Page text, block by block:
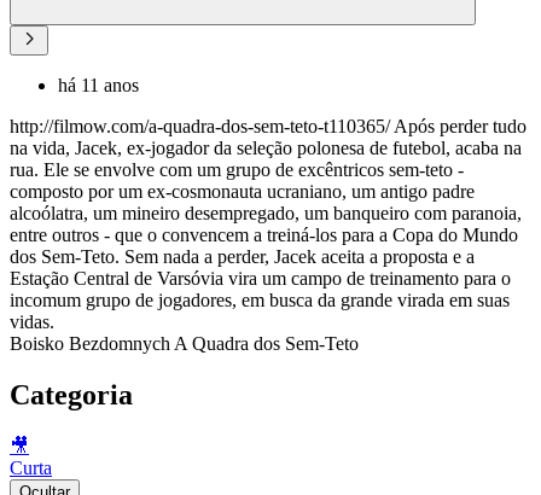
há 11 anos
http://filmow.com/a-quadra-dos-sem-teto-t110365/ Após perder tudo
na vida, Jacek, ex-jogador da seleção polonesa de futebol, acaba na
rua. Ele se envolve com um grupo de excêntricos sem-teto -
composto por um ex-cosmonauta ucraniano, um antigo padre
alcoólatra, um mineiro desempregado, um banqueiro com paranoia,
entre outros - que o convencem a treiná-los para a Copa do Mundo
dos Sem-Teto. Sem nada a perder, Jacek aceita a proposta e a
Estação Central de Varsóvia vira um campo de treinamento para o
incomum grupo de jogadores, em busca da grande virada em suas
vidas.
Boisko Bezdomnych A Quadra dos Sem-Teto
Categoria
🎥
Curta